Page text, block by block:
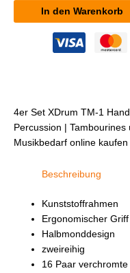
XDrum
TM-
In den Warenkorb
4er Set XDrum TM-1
Percussion |
Musikbedarf online kaufen
Beschreibung
Kunststoffrahmen
Ergonomischer Griff
Halbmonddesign
zweireihig
16 Paar